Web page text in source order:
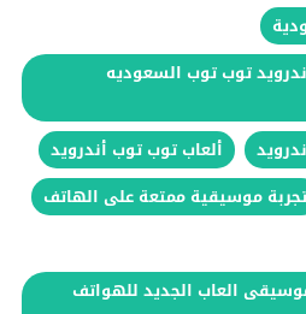
توب توب السعوديه
ألعاب توب توب أندرويد
تجربة موسيقية ممتعة على الهاتف
العاب الجديد للهواتف